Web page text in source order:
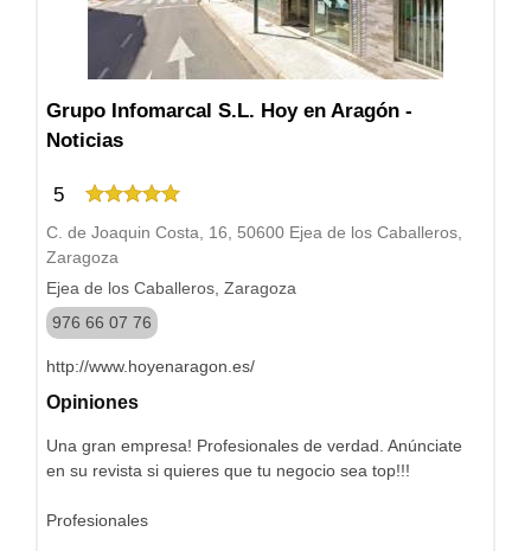
Grupo Infomarcal S.L. Hoy en Aragón -
Noticias
5
C. de Joaquin Costa, 16, 50600 Ejea de los Caballeros,
Zaragoza
Ejea de los Caballeros, Zaragoza
976 66 07 76
http://www.hoyenaragon.es/
Opiniones
Una gran empresa! Profesionales de verdad. Anúnciate
en su revista si quieres que tu negocio sea top!!!
Profesionales